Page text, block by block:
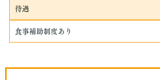
待遇
食事補助制度あり